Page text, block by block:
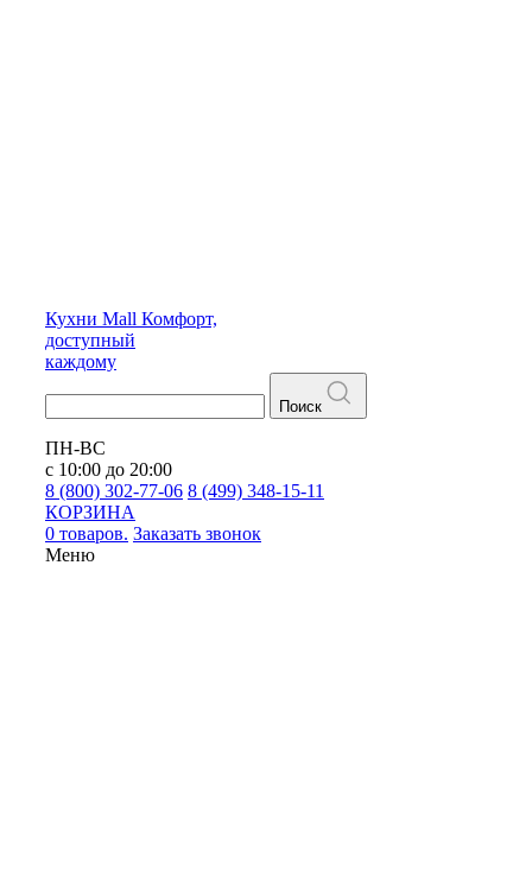
Кухни Mall Комфорт,
доступный
каждому
Поиск
ПН-ВС
с 10:00 до 20:00
8 (800) 302-77-06 8 (499) 348-15-11
КОРЗИНА
0 товаров. Заказать звонок
Меню